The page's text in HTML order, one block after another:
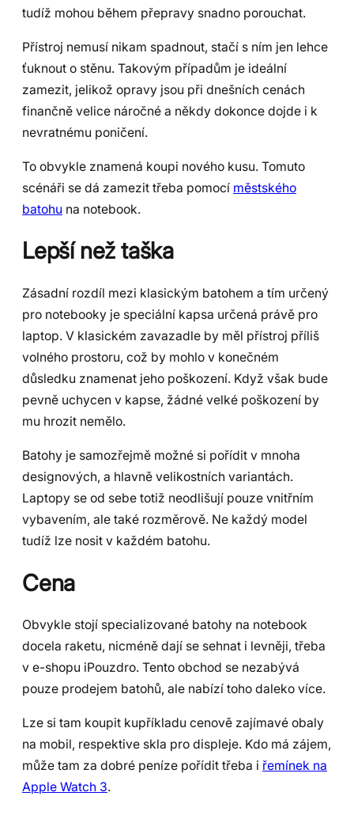
tudíž mohou během přepravy snadno porouchat.
Přístroj nemusí nikam spadnout, stačí s ním jen lehce
ťuknout o stěnu. Takovým případům je ideální
zamezit, jelikož opravy jsou při dnešních cenách
finančně velice náročné a někdy dokonce dojde i k
nevratnému poničení.
To obvykle znamená koupi nového kusu. Tomuto
scénáři se dá zamezit třeba pomocí městského
batohu na notebook.
Lepší než taška
Zásadní rozdíl mezi klasickým batohem a tím určený
pro notebooky je speciální kapsa určená právě pro
laptop. V klasickém zavazadle by měl přístroj příliš
volného prostoru, což by mohlo v konečném
důsledku znamenat jeho poškození. Když však bude
pevně uchycen v kapse, žádné velké poškození by
mu hrozit nemělo.
Batohy je samozřejmě možné si pořídit v mnoha
designových, a hlavně velikostních variantách.
Laptopy se od sebe totiž neodlišují pouze vnitřním
vybavením, ale také rozměrově. Ne každý model
tudíž lze nosit v každém batohu.
Cena
Obvykle stojí specializované batohy na notebook
docela raketu, nicméně dají se sehnat i levněji, třeba
v e-shopu iPouzdro. Tento obchod se nezabývá
pouze prodejem batohů, ale nabízí toho daleko více.
Lze si tam koupit kupříkladu cenově zajímavé obaly
na mobil, respektive skla pro displeje. Kdo má zájem,
může tam za dobré peníze pořídit třeba i řemínek na
Apple Watch 3.